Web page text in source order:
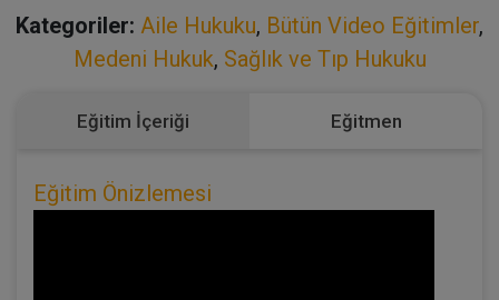
Kategoriler: Aile Hukuku, Bütün Video Eğitimler,
Medeni Hukuk, Sağlık ve Tıp Hukuku
Eğitim İçeriği Eğitmen
Eğitim Önizlemesi